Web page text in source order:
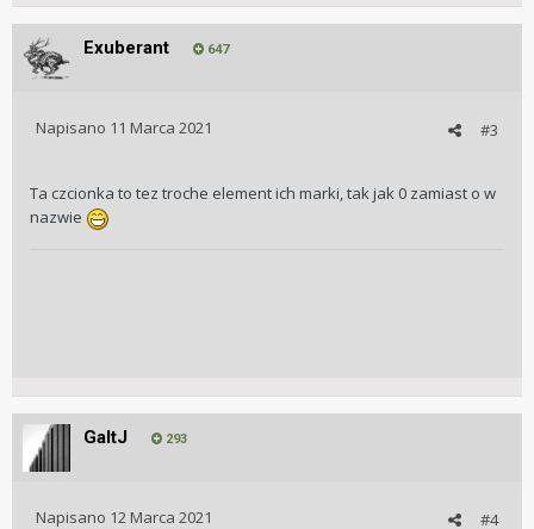
Exuberant 647
#3
Napisano 11 Marca 2021
Ta czcionka to tez troche element ich marki, tak jak 0 zamiast o w
nazwie
GaltJ 293
#4
Napisano 12 Marca 2021